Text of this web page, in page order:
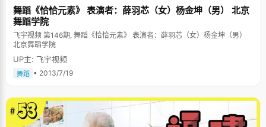
舞蹈《恰恰元素》 表演者：薛羽芯（女）杨金坤（男） 北京
舞蹈学院
飞宇视频 第146期, 舞蹈《恰恰元素》 表演者：薛羽芯（女）杨金坤（男）
北京舞蹈学院
UP主: 飞宇视频
舞蹈 • 2013/7/19